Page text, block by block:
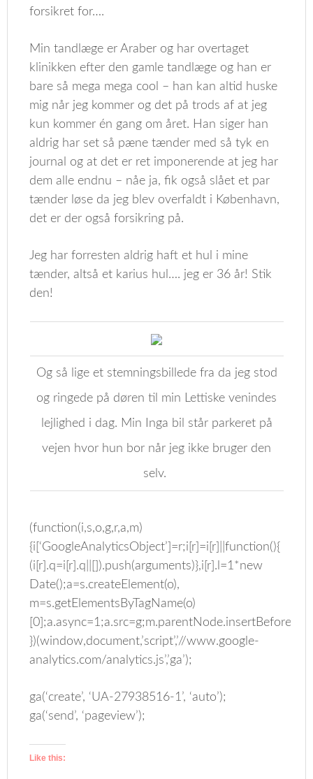
forsikret for….
Min tandlæge er Araber og har overtaget
klinikken efter den gamle tandlæge og han er
bare så mega mega cool – han kan altid huske
mig når jeg kommer og det på trods af at jeg
kun kommer én gang om året. Han siger han
aldrig har set så pæne tænder med så tyk en
journal og at det er ret imponerende at jeg har
dem alle endnu – nåe ja, fik også slået et par
tænder løse da jeg blev overfaldt i København,
det er der også forsikring på.
Jeg har forresten aldrig haft et hul i mine
tænder, altså et karius hul…. jeg er 36 år! Stik
den!
Og så lige et stemningsbillede fra da jeg stod
og ringede på døren til min Lettiske venindes
lejlighed i dag. Min Inga bil står parkeret på
vejen hvor hun bor når jeg ikke bruger den
selv.
(function(i,s,o,g,r,a,m)
{i[‘GoogleAnalyticsObject’]=r;i[r]=i[r]||function(){
(i[r].q=i[r].q||[]).push(arguments)},i[r].l=1*new
Date();a=s.createElement(o),
m=s.getElementsByTagName(o)
})(window,document,’script’,’//www.google-
analytics.com/analytics.js’,’ga’);
ga(‘create’, ‘UA-27938516-1’, ‘auto’);
ga(‘send’, ‘pageview’);
Like this: